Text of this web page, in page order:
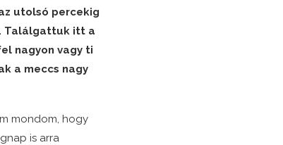
utolsó percekig
Találgattuk itt a
nagyon vagy ti
a meccs nagy
mondom, hogy
is arra